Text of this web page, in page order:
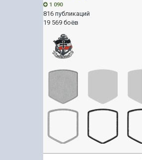
1 090
816 публикаций
19 569 боёв